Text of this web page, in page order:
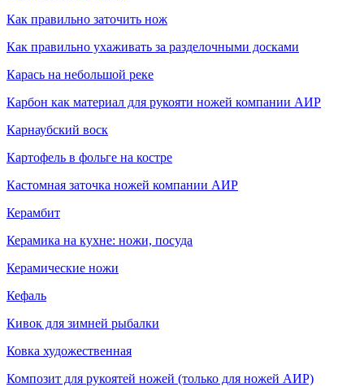
Как правильно заточить нож
Как правильно ухаживать за разделочными досками
Карась на небольшой реке
Карбон как материал для рукояти ножей компании АИР
Карнаубский воск
Картофель в фольге на костре
Кастомная заточка ножей компании АИР
Керамбит
Керамика на кухне: ножи, посуда
Керамические ножи
Кефаль
Кивок для зимней рыбалки
Ковка художественная
Композит для рукоятей ножей (только для ножей АИР)